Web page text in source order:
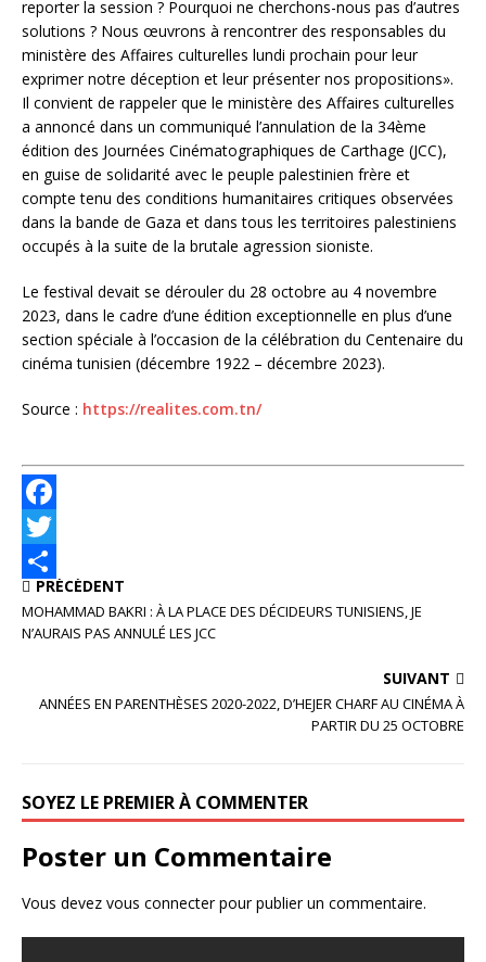
reporter la session ? Pourquoi ne cherchons-nous pas d’autres
solutions ? Nous œuvrons à rencontrer des responsables du
ministère des Affaires culturelles lundi prochain pour leur
exprimer notre déception et leur présenter nos propositions».
Il convient de rappeler que le ministère des Affaires culturelles
a annoncé dans un communiqué l’annulation de la 34ème
édition des Journées Cinématographiques de Carthage (JCC),
en guise de solidarité avec le peuple palestinien frère et
compte tenu des conditions humanitaires critiques observées
dans la bande de Gaza et dans tous les territoires palestiniens
occupés à la suite de la brutale agression sioniste.
Le festival devait se dérouler du 28 octobre au 4 novembre
2023, dans le cadre d’une édition exceptionnelle en plus d’une
section spéciale à l’occasion de la célébration du Centenaire du
cinéma tunisien (décembre 1922 – décembre 2023).
Source : https://realites.com.tn/
F
a
c
e
T
w
i
P
a
e
PRÉCÉDENT
MOHAMMAD BAKRI : À LA PLACE DES DÉCIDEURS TUNISIENS, JE
N’AURAIS PAS ANNULÉ LES JCC
SUIVANT
ANNÉES EN PARENTHÈSES 2020-2022, D’HEJER CHARF AU CINÉMA À
PARTIR DU 25 OCTOBRE
SOYEZ LE PREMIER À COMMENTER
Poster un Commentaire
Vous devez vous connecterpour publier un commentaire.